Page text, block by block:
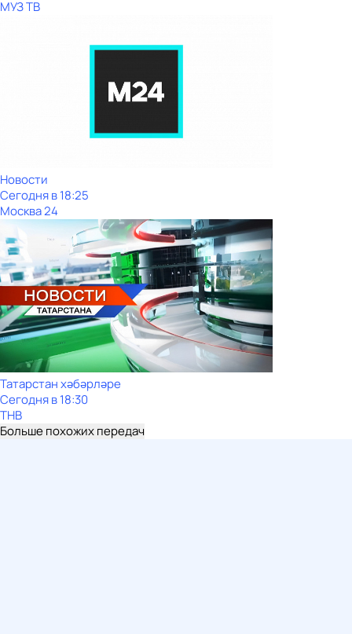
МУЗ ТВ
Новости
Сегодня в 18:25
Москва 24
Татарстан хәбәрләре
Сегодня в 18:30
ТНВ
Больше похожих передач